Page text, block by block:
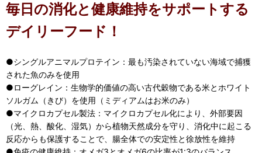
毎日の消化と健康維持をサポートする
デイリーフード！
●シングルアニマルプロテイン：最も汚染されていない海域で捕獲
された魚のみを使用
●ローグレイン：生物学的価値の高い古代穀物である米とホワイト
ソルガム（きび）を使用（ミディアムはお米のみ）
●マイクロカプセル製法：マイクロカプセル化により、外部要因
（光、熱、酸化、湿気）から植物天然成分を守り、消化中に起こる
反応からも保護することで、腸全体での安定性と徐放性を維持